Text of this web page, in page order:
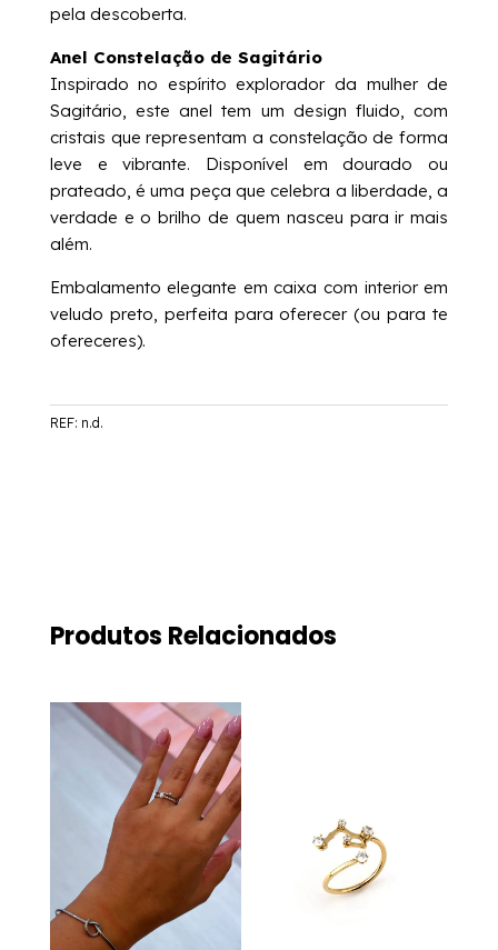
pela descoberta.
Anel Constelação de Sagitário
Inspirado no espírito explorador da mulher de
Sagitário, este anel tem um design fluido, com
cristais que representam a constelação de forma
leve e vibrante. Disponível em dourado ou
prateado, é uma peça que celebra a liberdade, a
verdade e o brilho de quem nasceu para ir mais
além.
Embalamento elegante em caixa com interior em
veludo preto, perfeita para oferecer (ou para te
ofereceres).
REF: n.d.
Produtos Relacionados